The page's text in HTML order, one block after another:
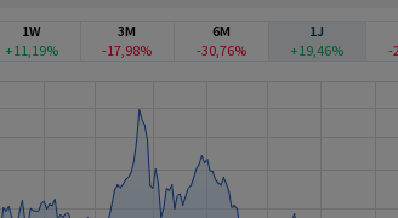
1W
+11,19%
3M
-17,98%
6M
-30,76%
1J
+19,46%
-